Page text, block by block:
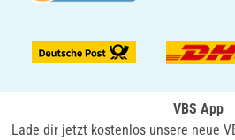
VBS App
Lade dir jetzt kostenlos unsere neue